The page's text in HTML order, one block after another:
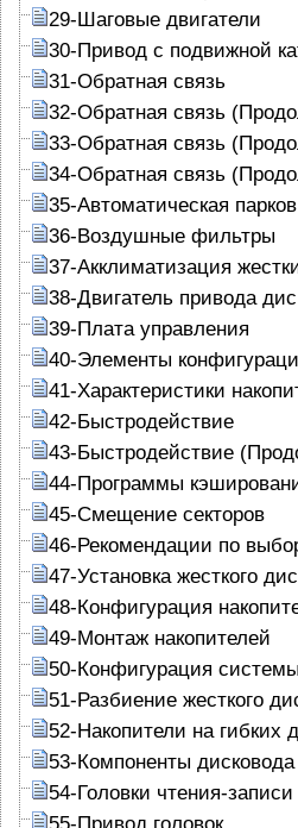
29-Шаговые двигатели
30-Привод с подвижной
31-Обратная связь
32-Обратная связь
33-Обратная связь
34-Обратная связь
35-Автоматическая
36-Воздушные фильтры
37-Акклиматизация
38-Двигатель привода
39-Плата управления
40-Элементы
41-Характеристики
42-Быстродействие
43-Быстродействие
44-Программы
45-Смещение секторов
46-Рекомендации по
47-Установка жесткого
48-Конфигурация
49-Монтаж накопителей
50-Конфигурация
51-Разбиение жесткого
52-Накопители на гибких
53-Компоненты дисковода
54-Головки чтения-записи
55-Привод головок